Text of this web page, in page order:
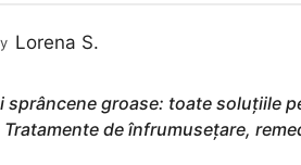
Lorena S.
sprâncene groase: toate soluțiile
de înfrumusețare,